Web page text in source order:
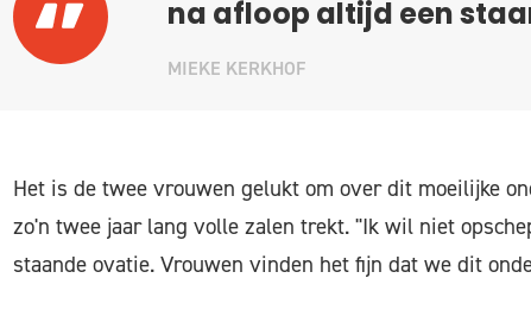
na afloop altijd een
MIEKE KERKHOF
Het is de twee vrouwen gelukt om over dit moeilijke
zo'n twee jaar lang volle zalen trekt. "Ik wil niet
staande ovatie. Vrouwen vinden het fijn dat we dit